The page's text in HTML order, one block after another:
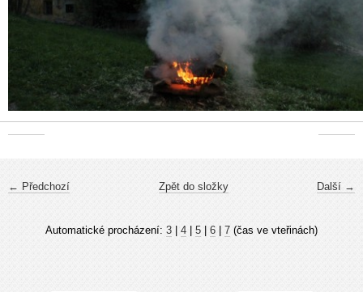
← Předchozí Další →
Zpět do složky
Automatické procházení: 3 4 5 6 7 (čas ve vteřinách)